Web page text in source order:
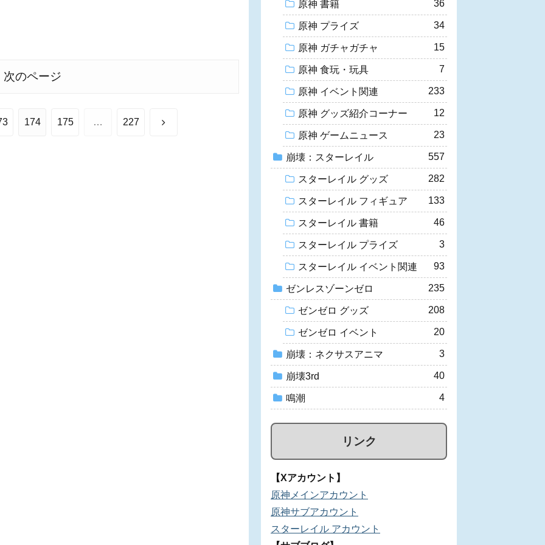
次のページ
174 175 … 227 次
原神 書籍 36
原神 プライズ 34
原神 ガチャガチャ 15
原神 食玩・玩具 7
原神 イベント関連 233
原神 グッズ紹介コーナー 12
原神 ゲームニュース 23
崩壊：スターレイル 557
スターレイル グッズ 282
スターレイル フィギュア 133
スターレイル 書籍 46
スターレイル プライズ 3
スターレイル イベント関連 93
ゼンレスゾーンゼロ 235
ゼンゼロ グッズ 208
ゼンゼロ イベント 20
崩壊：ネクサスアニマ 3
崩壊3rd 40
鳴潮 4
リンク
【Xアカウント】
原神メインアカウント
原神サブアカウント
スターレイル アカウント